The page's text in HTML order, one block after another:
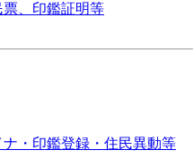
票、印鑑証明等
ナ・印鑑登録・住民異動等